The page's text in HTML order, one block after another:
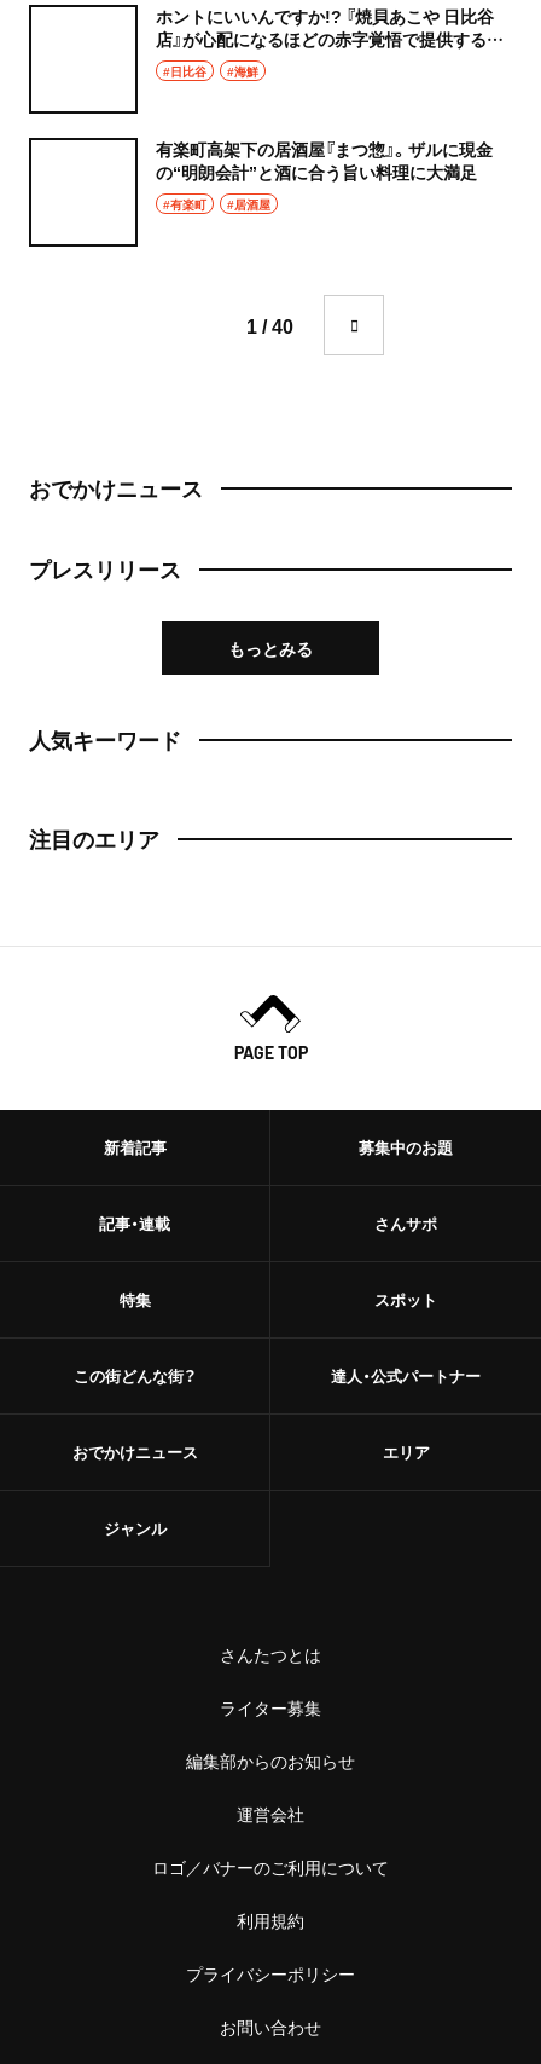
ホントにいいんですか!? 『焼貝あこや 日比谷
店』が心配になるほどの赤字覚悟で提供する日
替わり定食
#日比谷 #海鮮
有楽町高架下の居酒屋『まつ惣』。ザルに現金
の“明朗会計”と酒に合う旨い料理に大満足
#有楽町 #居酒屋
1 / 40
おでかけニュース
プレスリリース
もっとみる
人気キーワード
注目のエリア
PAGE TOP
新着記事
記事・連載
特集
この街どんな街？
おでかけニュース
募集中のお題
さんサポ
スポット
達人・公式パートナー
エリア
ジャンル
さんたつとは
ライター募集
編集部からのお知らせ
運営会社
ロゴ／バナーのご利用について
利用規約
プライバシーポリシー
お問い合わせ